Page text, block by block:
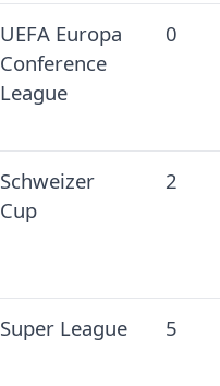
UEFA Europa
Conference
League
0
Schweizer
Cup
2
Super League 5